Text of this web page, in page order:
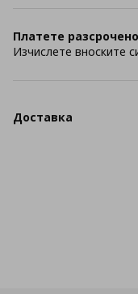
Платете
Изчислете вноските
Доставка